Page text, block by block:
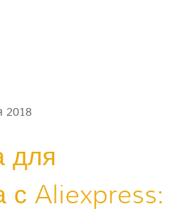
2018
для
с Aliexpress: